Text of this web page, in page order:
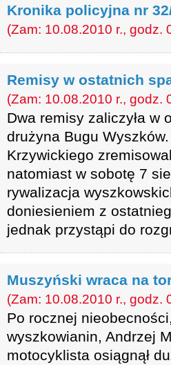
Kronika policyjna nr
(Zam: 10.08.2010 r., godz.
Remisy w ostatnich
(Zam: 10.08.2010 r., godz.
Dwa remisy zaliczyła w
drużyna Bugu
Krzywickiego
natomiast w sobotę 7
rywalizacja
doniesieniem z
jednak przystąpi do
Muszyński wraca na
(Zam: 10.08.2010 r., godz.
Po rocznej
wyszkowianin, Andrzej
motocyklista osiągnął